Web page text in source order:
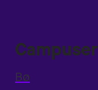
Campuser
Bø